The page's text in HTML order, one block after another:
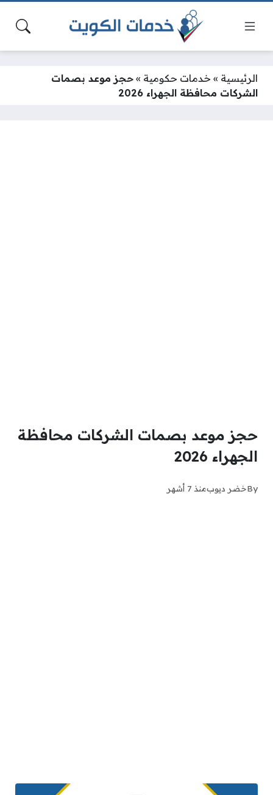
الرئيسية » خدمات حكومية » حجز موعد بصمات
الشركات محافظة الجهراء 2026
حجز موعد بصمات الشركات محافظة
الجهراء 2026
Byخضر ديوبمنذ 7 أشهر